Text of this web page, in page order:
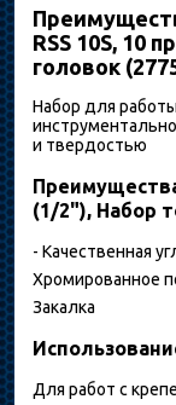
RSS 10S, 10
головок
Набор для
и твердостью
Преимущества
(1/2"), Набор
- Качественная
Хромированное
Закалка
Для работ с